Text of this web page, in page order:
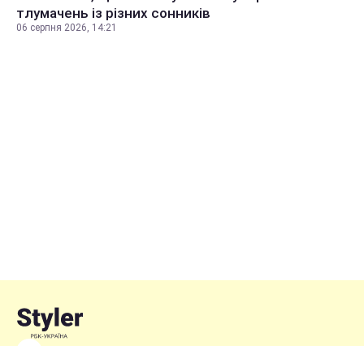
тлумачень із різних сонників
06 серпня 2026, 14:21